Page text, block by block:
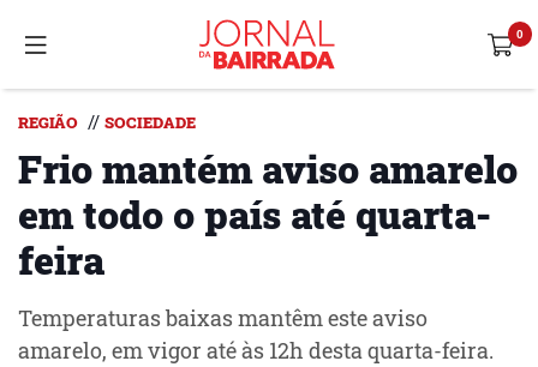
REGIÃO // SOCIEDADE
Frio mantém aviso amarelo
em todo o país até quarta-
feira
Temperaturas baixas mantêm este aviso
amarelo, em vigor até às 12h desta quarta-feira.